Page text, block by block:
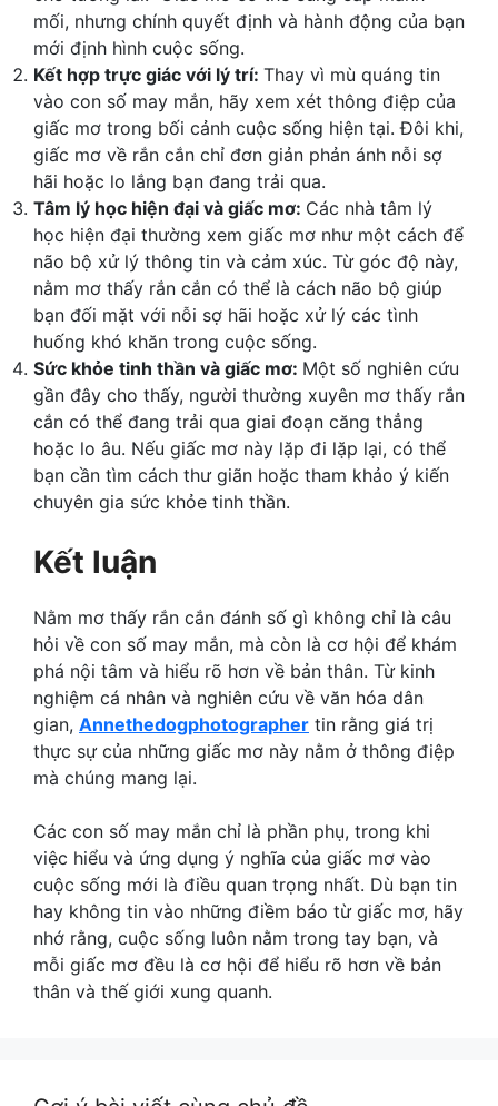
mối, nhưng chính quyết định và hành động của bạn
mới định hình cuộc sống.
Kết hợp trực giác với lý trí: Thay vì mù quáng tin
vào con số may mắn, hãy xem xét thông điệp của
giấc mơ trong bối cảnh cuộc sống hiện tại. Đôi khi,
giấc mơ về rắn cắn chỉ đơn giản phản ánh nỗi sợ
hãi hoặc lo lắng bạn đang trải qua.
Tâm lý học hiện đại và giấc mơ: Các nhà tâm lý
học hiện đại thường xem giấc mơ như một cách để
não bộ xử lý thông tin và cảm xúc. Từ góc độ này,
nằm mơ thấy rắn cắn có thể là cách não bộ giúp
bạn đối mặt với nỗi sợ hãi hoặc xử lý các tình
huống khó khăn trong cuộc sống.
Sức khỏe tinh thần và giấc mơ: Một số nghiên cứu
gần đây cho thấy, người thường xuyên mơ thấy rắn
cắn có thể đang trải qua giai đoạn căng thẳng
hoặc lo âu. Nếu giấc mơ này lặp đi lặp lại, có thể
bạn cần tìm cách thư giãn hoặc tham khảo ý kiến
chuyên gia sức khỏe tinh thần.
Kết luận
Nằm mơ thấy rắn cắn đánh số gì không chỉ là câu
hỏi về con số may mắn, mà còn là cơ hội để khám
phá nội tâm và hiểu rõ hơn về bản thân. Từ kinh
nghiệm cá nhân và nghiên cứu về văn hóa dân
gian, Annethedogphotographer tin rằng giá trị
thực sự của những giấc mơ này nằm ở thông điệp
mà chúng mang lại.
Các con số may mắn chỉ là phần phụ, trong khi
việc hiểu và ứng dụng ý nghĩa của giấc mơ vào
cuộc sống mới là điều quan trọng nhất. Dù bạn tin
hay không tin vào những điềm báo từ giấc mơ, hãy
nhớ rằng, cuộc sống luôn nằm trong tay bạn, và
mỗi giấc mơ đều là cơ hội để hiểu rõ hơn về bản
thân và thế giới xung quanh.